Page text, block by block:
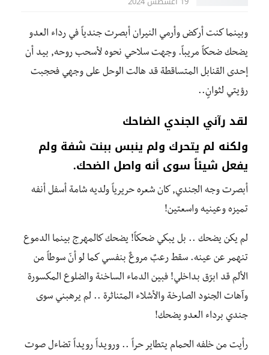
وبينما كنت أركض وأرمي النيران أبصرت جندياً في رداء العدو
يضحك ضحكاً مريباً. وجهت سلاحي نحوه لأسحب روحه, بيد أن
إحدى القنابل المتساقطة قد هالت الوحل على وجهي فحجبت
رؤيتي لثوانٍ..
لقد رآني الجندي الضاحك
ولكنه لم يتحرك ولم ينبس ببنت شفة ولم
يفعل شيئاً سوى أنه واصل الضحك.
أبصرت وجه الجندي, كان شعره حريرياً ولديه شامة أسفل أنفه
تميزه وعينيه واسعتين!
لم يكن يضحك .. بل يبكي ضحكاً! يضحك كالمهرج بينما الدموع
تنهمر عن عينه. سقط رعبٌ مروعٌ بنفسي كما لو أنّ سوطاً من
الألم قد ابرّق بداخلي! فبين الدماء الساخنة والضلوع المكسورة
وآهات الجنود الصارخة والأشلاء المتناثرة .. لم يرهبني سوى
جندي برداء العدو يضحك!
رأيت من خلفه الحمام يتطاير حراً .. ورويداً رويداً تضاءل صوت